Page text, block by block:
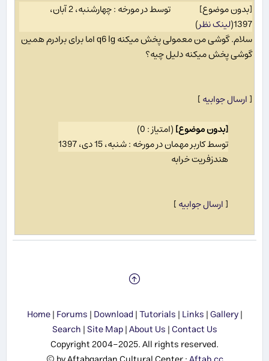
[بدون موضوع]
توسط در مورخه : چهارشنبه، 2 آبان،
1397
(لینک نظر)
سلام. گوشی من معمولی پخش میکنه q6 lg اما برای برادرم همین
گوشی پخش میکنه دلیل چیه؟
[ارسال جوابیه]
[بدون موضوع](امتیاز : 0)
توسط کاربر مهمان در مورخه : شنبه، 15 دی، 1397
هندزفریت خرابه
[ارسال جوابیه]
Home|Forums|Download|Tutorials|Links|Gallery|
Search|Site Map|About Us|Contact Us
Copyright 2004-2025. All rights reserved.